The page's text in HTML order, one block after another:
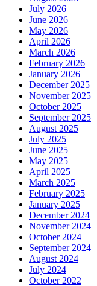
July 2026
June 2026
May 2026
April 2026
March 2026
February 2026
January 2026
December 2025
November 2025
October 2025
September 2025
August 2025
July 2025
June 2025
May 2025
April 2025
March 2025
February 2025
January 2025
December 2024
November 2024
October 2024
September 2024
August 2024
July 2024
October 2022